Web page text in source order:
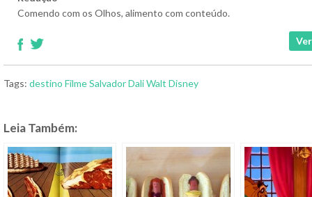
Comendo com os Olhos, alimento com conteúdo.
Tags: destino FilmeSalvador DaliWalt Disney
Leia Também: